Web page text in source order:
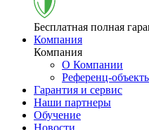
Бесплатная полная
Компания
Компания
О Компании
Референц-
Гарантия и сервис
Наши партнеры
Обучение
Новости